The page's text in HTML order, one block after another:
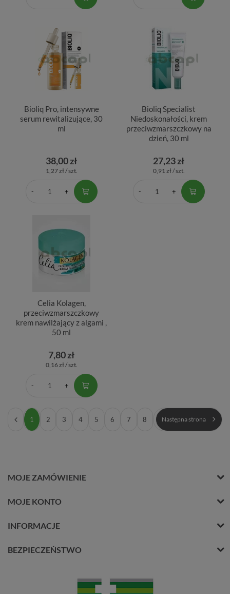
Bioliq Pro, intensywne
serum rewitalizujące, 30
ml
38,00 zł
1,27 zł / szt.
Bioliq Specialist
Niedoskonałości, krem
przeciwzmarszczkowy na
dzień, 30 ml
27,23 zł
0,91 zł / szt.
Celia Kolagen,
przeciwzmarszczkowy
krem nawilżający z algami ,
50 ml
7,80 zł
0,16 zł / szt.
1 2 3 4 5 6 7 8 Następna strona
MOJE ZAMÓWIENIE
MOJE KONTO
INFORMACJE
BEZPIECZEŃSTWO